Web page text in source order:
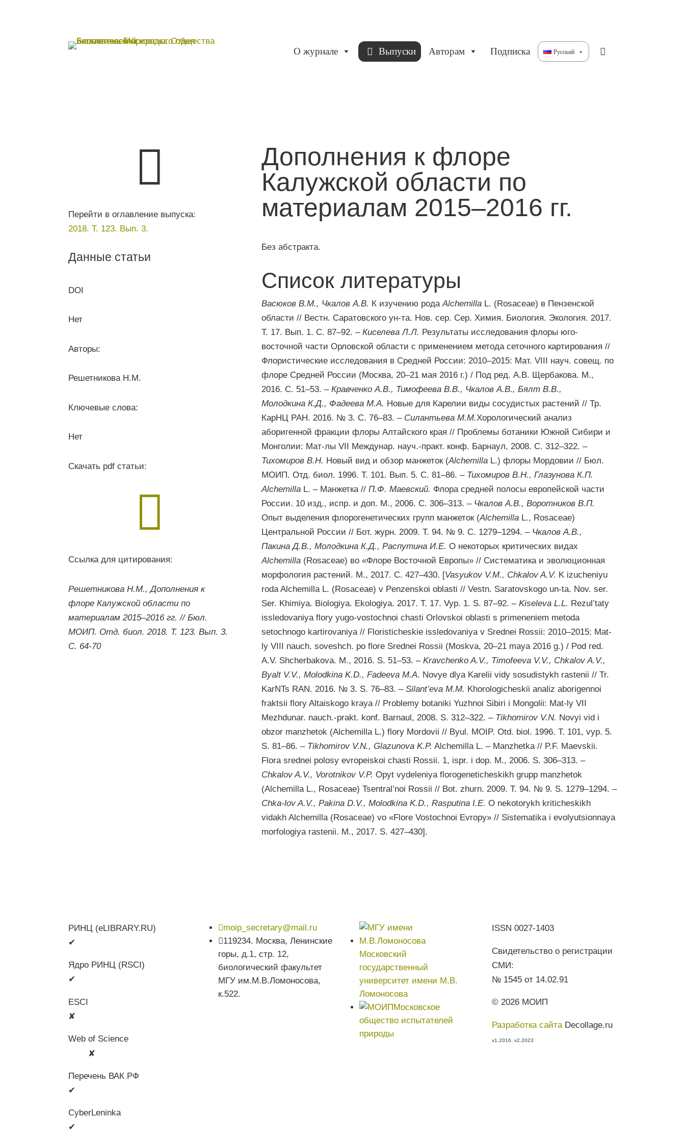
О журнале Выпуски Авторам Подписка Русский

Перейти в оглавление выпуска:
2018. Т. 123. Вып. 3.
Данные статьи
DOI
Нет
Авторы:
Решетникова Н.М.
Ключевые слова:
Нет
Скачать pdf статьи:

Ссылка для цитирования:
Решетникова Н.М., Дополнения к
флоре Калужской области по
материалам 2015–2016 гг. // Бюл.
МОИП. Отд. биол. 2018. Т. 123. Вып. 3.
С. 64-70
Дополнения к флоре
Калужской области по
материалам 2015–2016 гг.
Без абстракта.
Список литературы
Васюков В.М., Чкалов А.В. К изучению родаAlchemillaL. (Rosaceae) в Пензенской
области // Вестн. Саратовского ун-та. Нов. сер. Сер. Химия. Биология. Экология. 2017.
Т. 17. Вып. 1. С. 87–92. – Киселева Л.Л. Результаты исследования флоры юго-
восточной части Орловской области с применением метода сеточного картирования //
Флористические исследования в Средней России: 2010–2015: Мат. VIII науч. совещ. по
флоре Средней России (Москва, 20–21 мая 2016 г.) / Под ред. А.В. Щербакова. М.,
2016. С. 51–53. – Кравченко А.В., Тимофеева В.В., Чкалов А.В., Бялт В.В.,
Молодкина К.Д., Фадеева М.А. Новые для Карелии виды сосудистых растений // Тр.
КарНЦ РАН. 2016. № 3. С. 76–83. – Силантьева М.М.Хорологический анализ
аборигенной фракции флоры Алтайского края // Проблемы ботаники Южной Сибири и
Монголии: Мат-лы VII Междунар. науч.-практ. конф. Барнаул, 2008. С. 312–322. –
Тихомиров В.Н. Новый вид и обзор манжеток (AlchemillaL.) флоры Мордовии // Бюл.
МОИП. Отд. биол. 1996. Т. 101. Вып. 5. С. 81–86. – Тихомиров В.Н., Глазунова К.П.
AlchemillaL. – Манжетка // П.Ф. Маевский. Флора средней полосы европейской части
России. 10 изд., испр. и доп. М., 2006. С. 306–313. – Чкалов А.В., Воротников В.П.
Опыт выделения флорогенетических групп манжеток (AlchemillaL., Rosaceae)
Центральной России // Бот. журн. 2009. Т. 94. № 9. С. 1279–1294. – Чкалов А.В.,
Пакина Д.В., Молодкина К.Д., Распутина И.Е. О некоторых критических видах
Alchemilla(Rosaceae) во «Флоре Восточной Европы» // Систематика и эволюционная
морфология растений. М., 2017. С. 427–430. [Vasyukov V.M., Chkalov A.V. K izucheniyu
roda Alchemilla L. (Rosaceae) v Penzenskoi oblasti // Vestn. Saratovskogo un-ta. Nov. ser.
Ser. Khimiya. Biologiya. Ekologiya. 2017. T. 17. Vyp. 1. S. 87–92. – Kiseleva L.L. Rezul’taty
issledovaniya flory yugo-vostochnoi chasti Orlovskoi oblasti s primeneniem metoda
setochnogo kartirovaniya // Floristicheskie issledovaniya v Srednei Rossii: 2010–2015: Mat-
ly VIII nauch. soveshch. po flore Srednei Rossii (Moskva, 20–21 maya 2016 g.) / Pod red.
A.V. Shcherbakova. M., 2016. S. 51–53. – Kravchenko A.V., Timofeeva V.V., Chkalov A.V.,
Byalt V.V., Molodkina K.D., Fadeeva M.A. Novye dlya Karelii vidy sosudistykh rastenii // Tr.
KarNTs RAN. 2016. № 3. S. 76–83. – Silant’eva M.M. Khorologicheskii analiz aborigennoi
fraktsii flory Altaiskogo kraya // Problemy botaniki Yuzhnoi Sibiri i Mongolii: Mat-ly VII
Mezhdunar. nauch.-prakt. konf. Barnaul, 2008. S. 312–322. – Tikhomirov V.N. Novyi vid i
obzor manzhetok (Alchemilla L.) flory Mordovii // Byul. MOIP. Otd. biol. 1996. T. 101, vyp. 5.
S. 81–86. – Tikhomirov V.N., Glazunova K.P. Alchemilla L. – Manzhetka // P.F. Maevskii.
Flora srednei polosy evropeiskoi chasti Rossii. 1, ispr. i dop. M., 2006. S. 306–313. –
Chkalov A.V., Vorotnikov V.P. Opyt vydeleniya florogeneticheskikh grupp manzhetok
(Alchemilla L., Rosaceae) Tsentral’noi Rossii // Bot. zhurn. 2009. T. 94. № 9. S. 1279–1294. –
Chka-lov A.V., Pakina D.V., Molodkina K.D., Rasputina I.E. O nekotorykh kriticheskikh
vidakh Alchemilla (Rosaceae) vo «Flore Vostochnoi Evropy» // Sistematika i evolyutsionnaya
morfologiya rastenii. M., 2017. S. 427–430].
РИНЦ (eLIBRARY.RU)
✔
Ядро РИНЦ (RSCI)
✔
ESCI
✘
Web of Science
✘
Перечень ВАК РФ
✔
CyberLeninka
✔
moip_secretary@mail.ru
119234. Москва, Ленинские
горы, д.1, стр. 12,
биологический факультет
МГУ им.М.В.Ломоносова,
к.522.
Московский
государственный
университет имени М.В.
Ломоносова
Московское
общество испытателей
природы
ISSN 0027-1403
Свидетельство о регистрации
СМИ:
№ 1545 от 14.02.91
© 2026 МОИП
Разработка сайтаDecollage.ru
v1.2016, v2.2023